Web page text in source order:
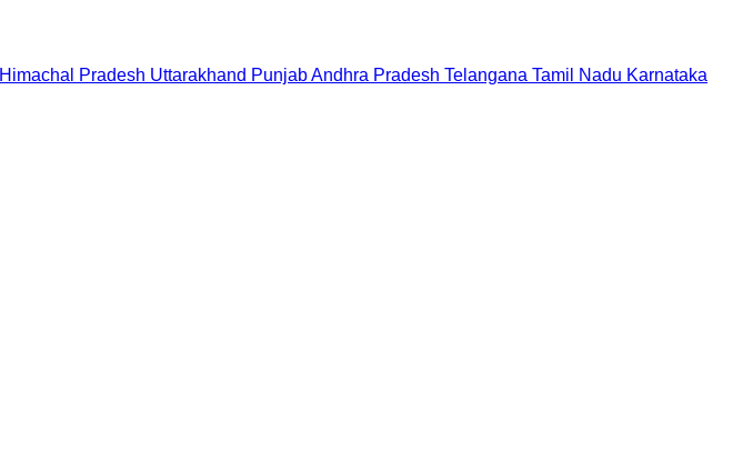
Himachal Pradesh Uttarakhand PunjabAndhra Pradesh Telangana Tamil Nadu Karnataka